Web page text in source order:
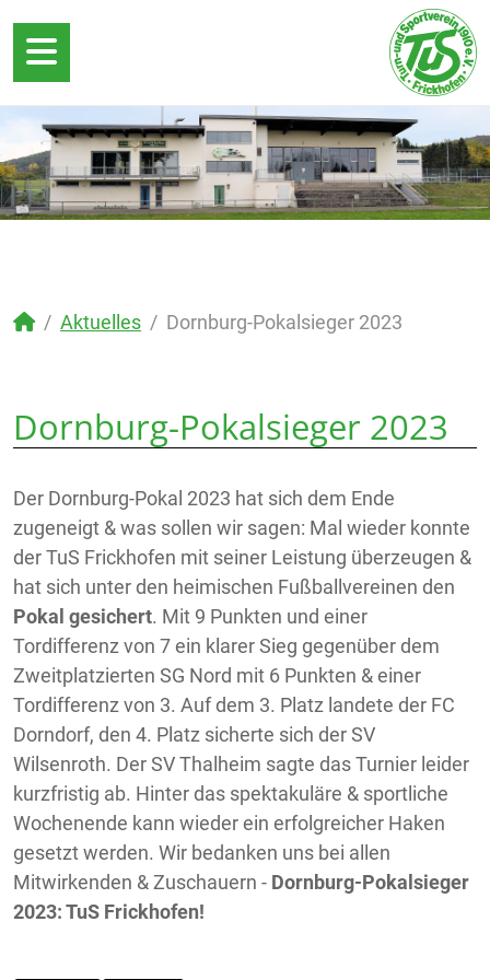
Aktuelles Dornburg-Pokalsieger 2023
Dornburg-Pokalsieger 2023
Der Dornburg-Pokal 2023 hat sich dem Ende
zugeneigt & was sollen wir sagen: Mal wieder konnte
der TuS Frickhofen mit seiner Leistung überzeugen &
hat sich unter den heimischen Fußballvereinen den
Pokal gesichert. Mit 9 Punkten und einer
Tordifferenz von 7 ein klarer Sieg gegenüber dem
Zweitplatzierten SG Nord mit 6 Punkten & einer
Tordifferenz von 3. Auf dem 3. Platz landete der FC
Dorndorf, den 4. Platz sicherte sich der SV
Wilsenroth. Der SV Thalheim sagte das Turnier leider
kurzfristig ab. Hinter das spektakuläre & sportliche
Wochenende kann wieder ein erfolgreicher Haken
gesetzt werden. Wir bedanken uns bei allen
Mitwirkenden & Zuschauern - Dornburg-Pokalsieger
2023: TuS Frickhofen!